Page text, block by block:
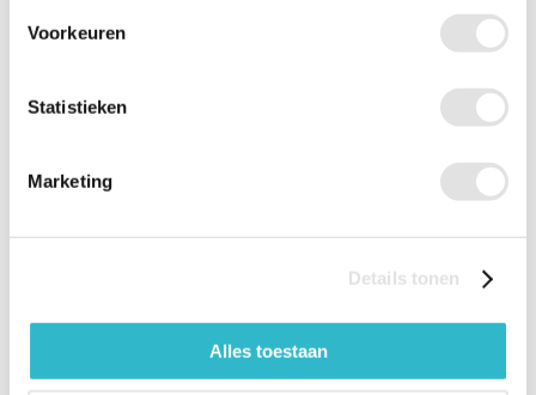
Voorkeuren
Statistieken
Marketing
Details tonen
Alles toestaan
Account
Wij helpen u graag!